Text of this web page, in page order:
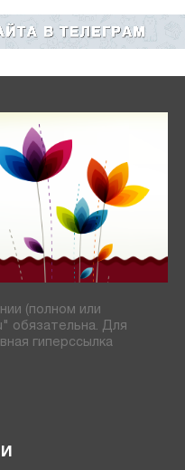
(полном или
обязательна. Для
гиперссылка